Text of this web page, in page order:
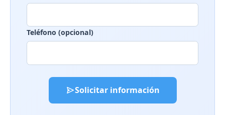
Teléfono (opcional)
Solicitar información